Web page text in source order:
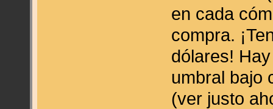
en cada
compra.
dólares!
umbral bajo
(ver justo